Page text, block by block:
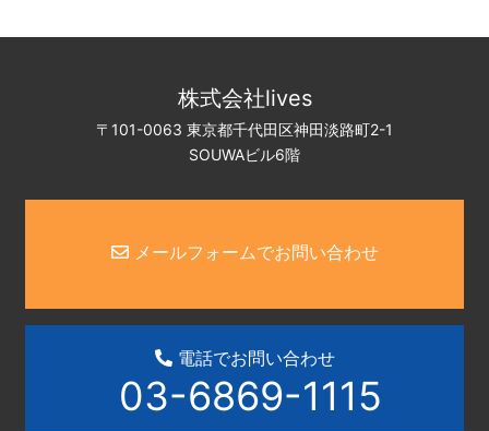
株式会社lives
〒101-0063 東京都千代田区神田淡路町2-1
SOUWAビル6階
メールフォームでお問い合わせ
電話でお問い合わせ
03-6869-1115